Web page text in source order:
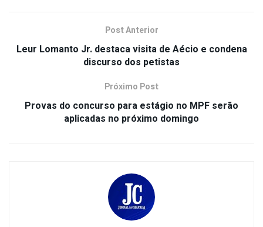
Post Anterior
Leur Lomanto Jr. destaca visita de Aécio e condena
discurso dos petistas
Próximo Post
Provas do concurso para estágio no MPF serão
aplicadas no próximo domingo